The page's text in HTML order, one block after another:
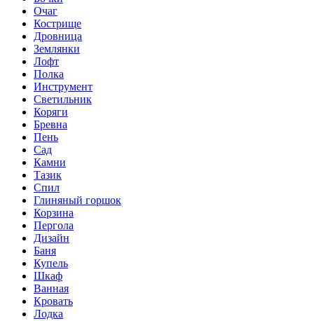
Очаг
Кострище
Дровница
Землянки
Лофт
Полка
Инструмент
Светильник
Коряги
Бревна
Пень
Сад
Камни
Тазик
Спил
Глиняный горшок
Корзина
Пергола
Дизайн
Баня
Купель
Шкаф
Ванная
Кровать
Лодка